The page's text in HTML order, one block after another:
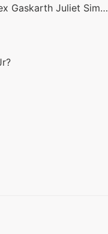
Gaskarth Juliet Sim…